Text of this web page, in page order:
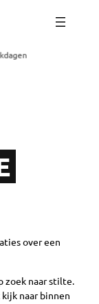
over een
zoek naar stilte.
naar binnen